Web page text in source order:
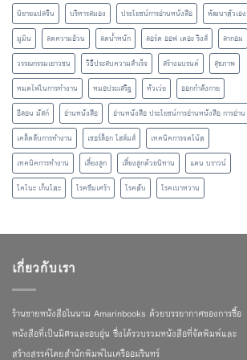
นิยายแปลจีน
บริหารสมอง ประโยชน์การอ่านหนังสือ
พัฒนาตัวเอง
มูมิน
ลดความอ้วน ลดน้ำหนัก ลอร์ด ออฟ เดอะ ริงส์
ลากอม
วรรณกรรมเยาวชน
วิธีประสบความสำเร็จ สร้างแบรนด์
สุขภาพ
หมดไฟในการทำงาน
หมอประเสริฐ หัวเว่ย
ออกกำลังกาย
อีลอน มัสก์
อ่านหนังสือ
อ่านหนังสือ ประโยชน์การอ่านหนังสือ การอ่าน
เคล็ดลับการทำงาน
เชอร์ล็อก โฮล์มส์
เทคนิคการจดโน้ต
เทคนิคการทำงาน
เลี้ยงลูก เลี้ยงลูกด้วยนิทาน
แดน บราวน์
โคโนะ เก็นโตะ
โรคซึมเศร้า โรคตับ โรคเบาหวาน
เกี่ยวกับเรา
ร้านขายหนังสือในนาม Amarinbooks ด้วยบรรยากาศของการซื้อ
หนังสือที่เป็นมิตรและอบอุ่น ซึ่งได้รวบรวมหนังสือที่จัดพิมพ์และ
สร้างสรรค์โดยสำนักพิมพ์ในเครืออมรินทร์